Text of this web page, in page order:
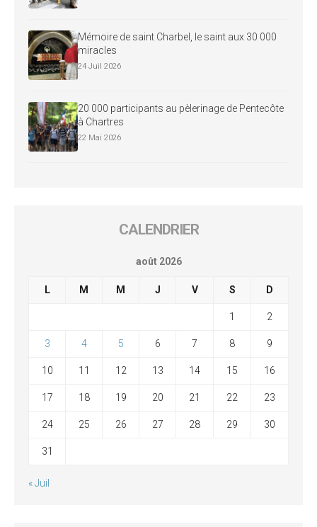
Mémoire de saint Charbel, le saint aux 30 000
miracles
24 Juil 2026
20 000 participants au pèlerinage de Pentecôte
à Chartres
22 Mai 2026
CALENDRIER
août 2026
L M M J V S D
1 2
3 4 5 6 7 8 9
10 11 12 13 14 15 16
17 18 19 20 21 22 23
24 25 26 27 28 29 30
31
« Juil